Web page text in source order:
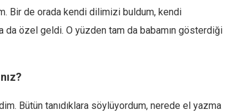
Bir de orada kendi dilimizi buldum, kendi
da özel geldi. O yüzden tam da babamın gösterdiği
Bütün tanıdıklara söylüyordum, nerede el yazma